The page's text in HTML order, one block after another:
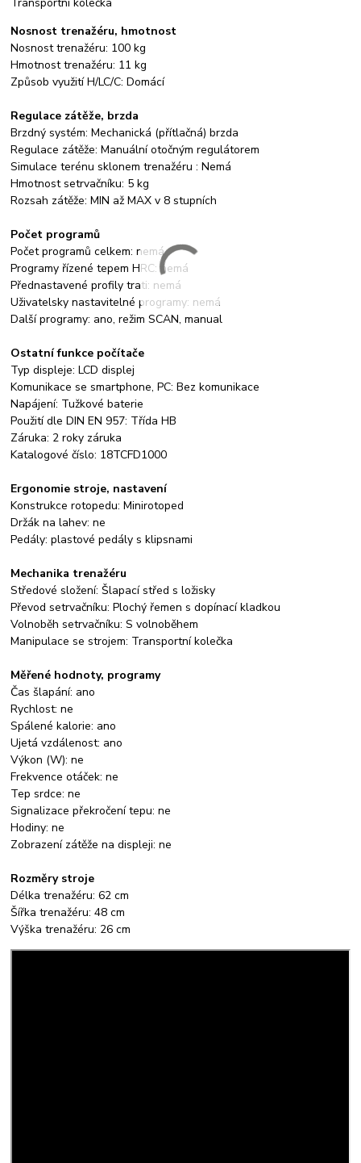
Transportní kolečka
Nosnost trenažéru, hmotnost
Nosnost trenažéru: 100 kg
Hmotnost trenažéru: 11 kg
Způsob využití H/LC/C: Domácí
Regulace zátěže, brzda
Brzdný systém: Mechanická (přítlačná) brzda
Regulace zátěže: Manuální otočným regulátorem
Simulace terénu sklonem trenažéru : Nemá
Hmotnost setrvačníku: 5 kg
Rozsah zátěže: MIN až MAX v 8 stupních
Počet programů
Počet programů celkem: nemá
Programy řízené tepem HRC: nemá
Přednastavené profily trati: nemá
Uživatelsky nastavitelné programy: nemá
Další programy: ano, režim SCAN, manual
Ostatní funkce počítače
Typ displeje: LCD displej
Komunikace se smartphone, PC: Bez komunikace
Napájení: Tužkové baterie
Použití dle DIN EN 957: Třída HB
Záruka: 2 roky záruka
Katalogové číslo: 18TCFD1000
Ergonomie stroje, nastavení
Konstrukce rotopedu: Minirotoped
Držák na lahev: ne
Pedály: plastové pedály s klipsnami
Mechanika trenažéru
Středové složení: Šlapací střed s ložisky
Převod setrvačníku: Plochý řemen s dopínací kladkou
Volnoběh setrvačníku: S volnoběhem
Manipulace se strojem: Transportní kolečka
Měřené hodnoty, programy
Čas šlapání: ano
Rychlost: ne
Spálené kalorie: ano
Ujetá vzdálenost: ano
Výkon (W): ne
Frekvence otáček: ne
Tep srdce: ne
Signalizace překročení tepu: ne
Hodiny: ne
Zobrazení zátěže na displeji: ne
Rozměry stroje
Délka trenažéru: 62 cm
Šířka trenažéru: 48 cm
Výška trenažéru: 26 cm